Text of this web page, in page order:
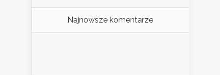
Najnowsze komentarze